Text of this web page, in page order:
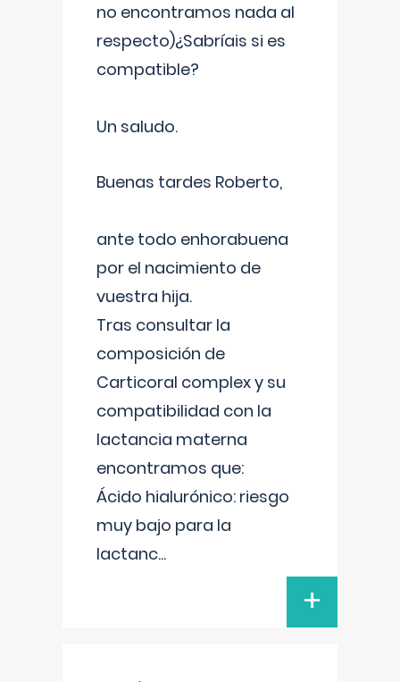
no encontramos nada al
respecto)¿Sabríais si es
compatible?
Un saludo.
Buenas tardes Roberto,
ante todo enhorabuena
por el nacimiento de
vuestra hija.
Tras consultar la
composición de
Carticoral complex y su
compatibilidad con la
lactancia materna
encontramos que:
Ácido hialurónico: riesgo
muy bajo para la
lactanc...
+